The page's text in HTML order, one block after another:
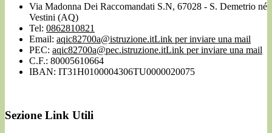
Via Madonna Dei Raccomandati S.N, 67028 - S. Demetrio né
Vestini (AQ)
Tel: 0862810821
Email: aqic82700a@istruzione.itLink per inviare una mail
PEC: aqic82700a@pec.istruzione.itLink per inviare una mail
C.F.: 80005610664
IBAN: IT31H0100004306TU0000020075
Sezione Link Utili